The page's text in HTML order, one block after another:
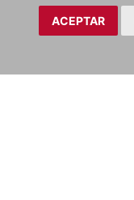
ACEPTAR